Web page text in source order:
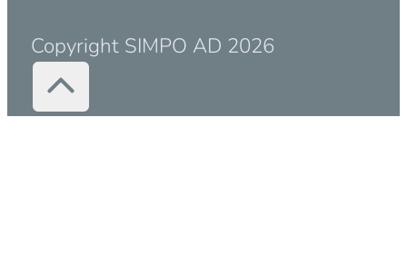
Copyright SIMPO AD 2026